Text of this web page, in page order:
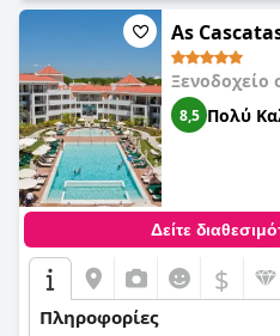
As
Ξενοδοχείο
8,5 Πολύ
Δείτε
$
Πληροφορίες